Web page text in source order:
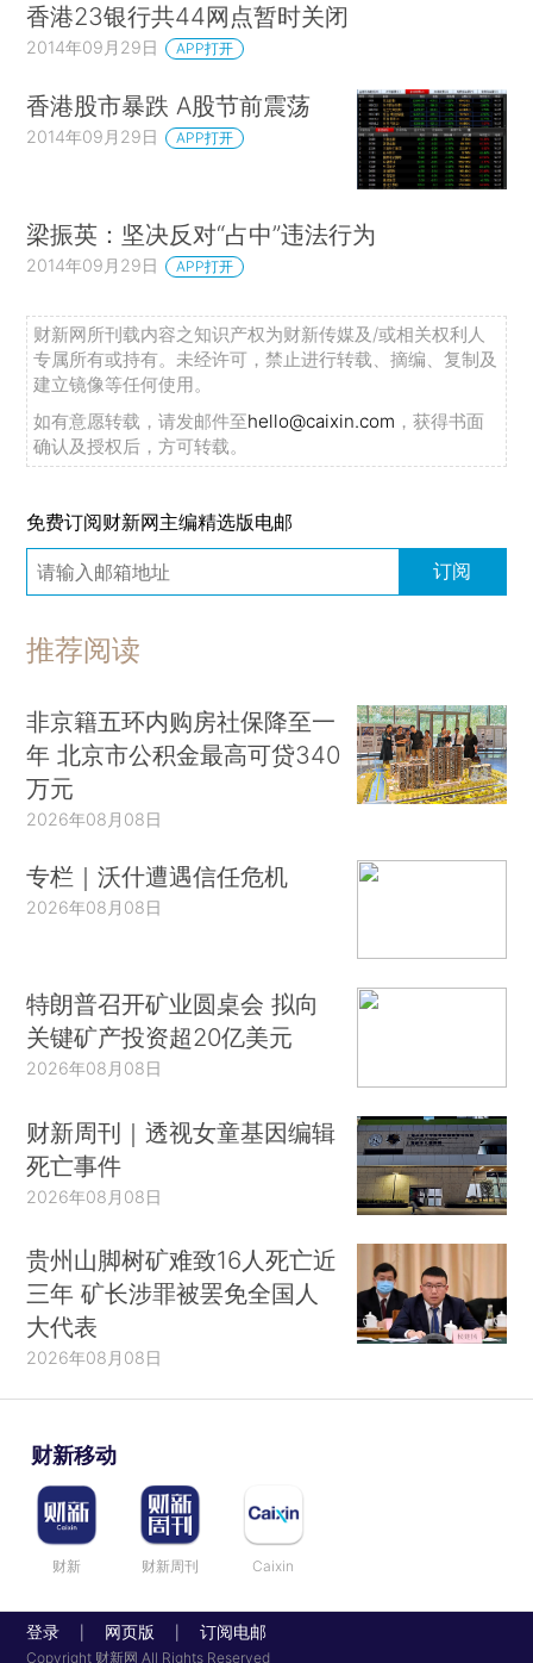
香港23银行共44网点暂时关闭
2014年09月29日 APP打开
香港股市暴跌 A股节前震荡
2014年09月29日 APP打开
梁振英：坚决反对“占中”违法行为
2014年09月29日 APP打开
财新网所刊载内容之知识产权为财新传媒及/或相关权利人
专属所有或持有。未经许可，禁止进行转载、摘编、复制及
建立镜像等任何使用。
如有意愿转载，请发邮件至hello@caixin.com ，获得书面
确认及授权后，方可转载。
免费订阅财新网主编精选版电邮
订阅
推荐阅读
非京籍五环内购房社保降至一
年 北京市公积金最高可贷340
万元
2026年08月08日
专栏｜沃什遭遇信任危机
2026年08月08日
特朗普召开矿业圆桌会 拟向
关键矿产投资超20亿美元
2026年08月08日
财新周刊｜透视女童基因编辑
死亡事件
2026年08月08日
贵州山脚树矿难致16人死亡近
三年 矿长涉罪被罢免全国人
大代表
2026年08月08日
财新移动
财新 财新周刊 Caixin
登录 网页版 订阅电邮
Copyright 财新网 All Rights Reserved